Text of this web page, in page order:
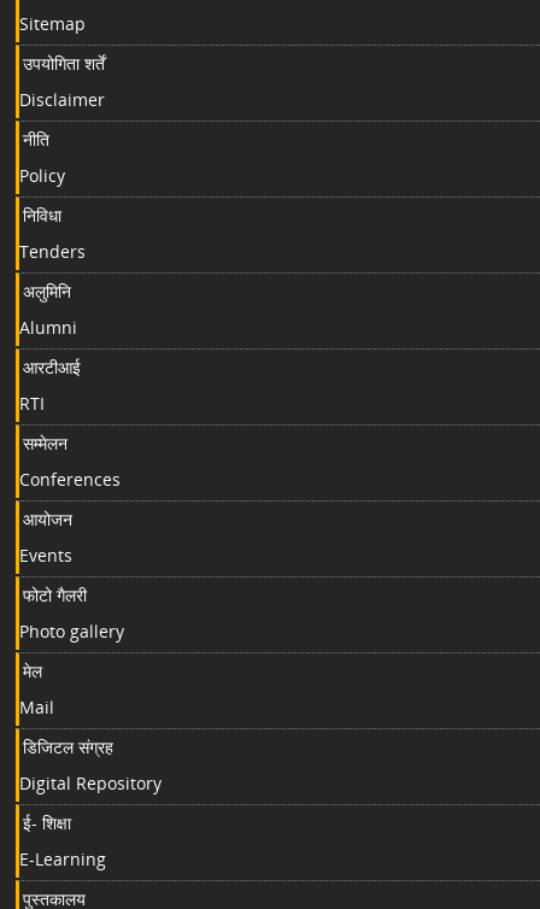
Sitemap
उपयोगिता शर्तें
Disclaimer
नीति
Policy
निविधा
Tenders
अलुमिनि
Alumni
आरटीआई
RTI
सम्मेलन
Conferences
आयोजन
Events
फोटो गैलरी
Photo gallery
मेल
Mail
डिजिटल संग्रह
Digital Repository
ई- शिक्षा
E-Learning
पुस्तकालय